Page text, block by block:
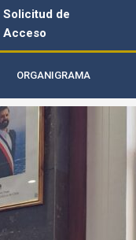
Solicitud de
Acceso
ORGANIGRAMA